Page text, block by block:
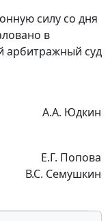
силу со дня
в
арбитражный суд
А.А. Юдкин
Е.Г. Попова
В.С. Семушкин